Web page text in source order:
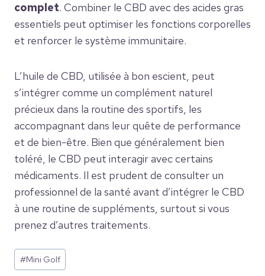
complet. Combiner le CBD avec des acides gras
essentiels peut optimiser les fonctions corporelles
et renforcer le système immunitaire.
L’huile de CBD, utilisée à bon escient, peut
s’intégrer comme un complément naturel
précieux dans la routine des sportifs, les
accompagnant dans leur quête de performance
et de bien-être. Bien que généralement bien
toléré, le CBD peut interagir avec certains
médicaments. Il est prudent de consulter un
professionnel de la santé avant d’intégrer le CBD
à une routine de suppléments, surtout si vous
prenez d’autres traitements.
Étiquettes
de
#Mini Golf